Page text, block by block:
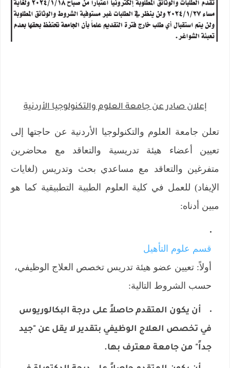
إعلان صادر عن جامعة العلوم والتكنولوجيا الأردنية
تعلن جامعة العلوم والتكنولوجيا الأردنية عن حاجتها إلى
تعيين أعضاء هيئة تدريسية والتعاقد مع محاضرين
متفرغين والتعاقد مع مساعدي بحث وتدريس (لغايات
الإيفاد) للعمل في كلية العلوم الطبية التطبيقية كما هو
مبين أدناه:
قسم علوم التأهيل
أولاً: تعيين عضو هيئة تدريس تخصص العلاج الوظيفي،
حسب الشروط التالية:
أن يكون المتقدم حاصلاً على درجة البكالوريوس
في تخصص العلاج الوظيفي بتقدير لا يقل عن "جيد
جداً" من جامعة معترف بها.